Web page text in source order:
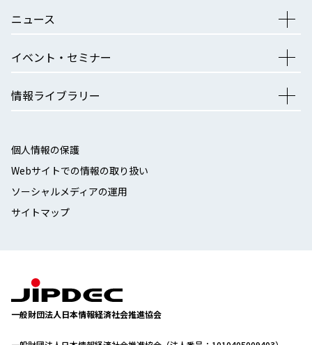
ニュース
イベント・セミナー
情報ライブラリー
個人情報の保護
Webサイトでの情報の取り扱い
ソーシャルメディアの運用
サイトマップ
一般財団法人日本情報経済社会推進協会